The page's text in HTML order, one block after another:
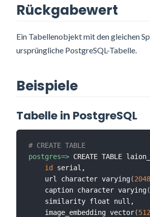
Rückgabewert
Ein Tabellenobjekt mit den gleichen
ursprüngliche PostgreSQL-Tabelle.
Beispiele
Tabelle in PostgreSQL
# CREATE TABLE
postgres=> CREATE TABLE
id serial,
    url character varying
(2048
    caption character varying
(
    similarity float null,
    image_embedding vector
(512